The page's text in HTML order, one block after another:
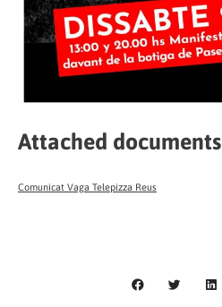
Attached documents
Comunicat Vaga Telepizza Reus